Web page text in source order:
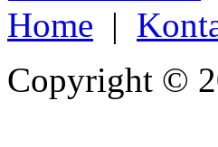
Home |
Copyright ©